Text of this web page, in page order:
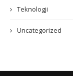
Teknologji
Uncategorized